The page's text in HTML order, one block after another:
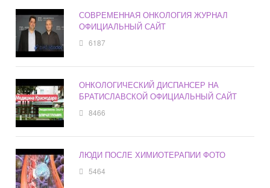
СОВРЕМЕННАЯ ОНКОЛОГИЯ ЖУРНАЛ
ОФИЦИАЛЬНЫЙ САЙТ
6187
ОНКОЛОГИЧЕСКИЙ ДИСПАНСЕР НА
БРАТИСЛАВСКОЙ ОФИЦИАЛЬНЫЙ САЙТ
8466
ЛЮДИ ПОСЛЕ ХИМИОТЕРАПИИ ФОТО
5464